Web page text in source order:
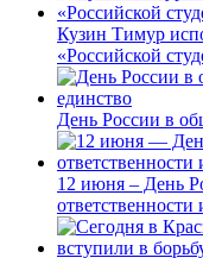
Кузин Тимур
«Российской
День России в
12 июня – День